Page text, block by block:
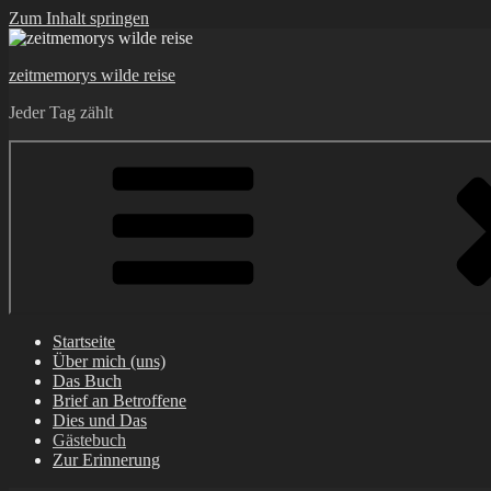
Zum Inhalt springen
zeitmemorys wilde reise
Jeder Tag zählt
Startseite
Über mich (uns)
Das Buch
Brief an Betroffene
Dies und Das
Gästebuch
Zur Erinnerung